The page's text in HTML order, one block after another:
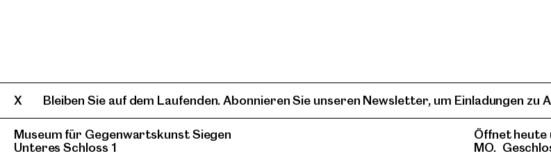
Museum für Gegenwartskunst Siegen
Unteres Schloss 1
Öffnet heute
MO.
Bleiben Sie auf dem Laufenden. Abonnieren Sie unseren Newsletter, um Einladungen